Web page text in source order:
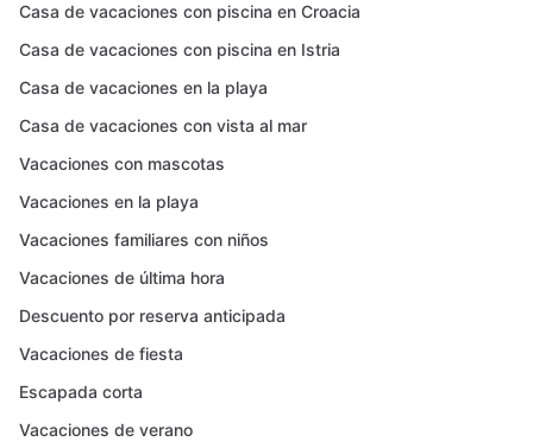
Casa de vacaciones con piscina en Croacia
Casa de vacaciones con piscina en Istria
Casa de vacaciones en la playa
Casa de vacaciones con vista al mar
Vacaciones con mascotas
Vacaciones en la playa
Vacaciones familiares con niños
Vacaciones de última hora
Descuento por reserva anticipada
Vacaciones de fiesta
Escapada corta
Vacaciones de verano